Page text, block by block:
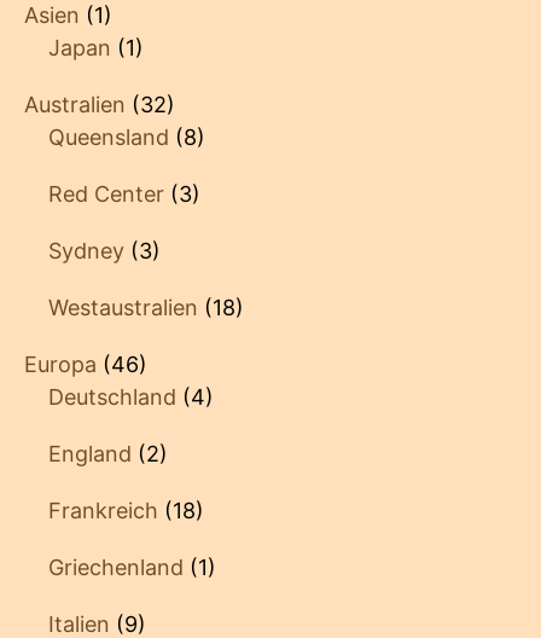
Asien (1)
Japan (1)
Australien (32)
Queensland (8)
Red Center (3)
Sydney (3)
Westaustralien (18)
Europa (46)
Deutschland (4)
England (2)
Frankreich (18)
Griechenland (1)
Italien (9)